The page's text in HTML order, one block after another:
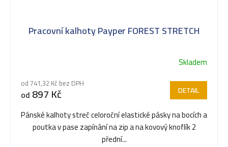
Pracovní kalhoty Payper FOREST STRETCH
hodnocení
produktu
je
5,0
Skladem
od 741,32 Kč bez DPH
od 897 Kč DETAIL
Pánské kalhoty streč celoroční elastické pásky na bocích a
poutka v pase zapínání na zip a na kovový knoflík 2
přední...